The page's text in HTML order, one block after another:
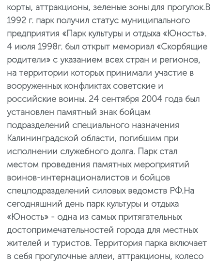
корты, аттракционы, зеленые зоны для прогулок.В
1992 г. парк получил статус муниципального
предприятия «Парк культуры и отдыха «Юность».
4 июля 1998г. был открыт мемориал «Скорбящие
родители» с указанием всех стран и регионов,
на территории которых принимали участие в
вооруженных конфликтах советские и
российские воины. 24 сентября 2004 года был
установлен памятный знак бойцам
подразделений специального назначения
Калининградской области, погибшим при
исполнении служебного долга. Парк стал
местом проведения памятных мероприятий
воинов-интернационалистов и бойцов
спецподразделений силовых ведомств РФ.На
сегодняшний день парк культуры и отдыха
«Юность» - одна из самых притягательных
достопримечательностей города для местных
жителей и туристов. Территория парка включает
в себя прогулочные аллеи, аттракционы, колесо